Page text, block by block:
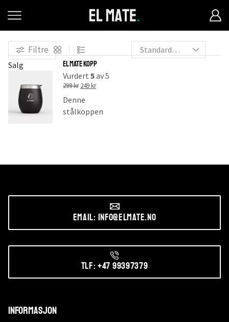
Filtre
Salg El Mate Kopp
Vurdert 5av 5
299kr 249kr
Denne
stålkoppen
eller på
Både lokk og
Yerba mate
Email: info@elmate.no
Tlf: +47 99397379
Informasjon